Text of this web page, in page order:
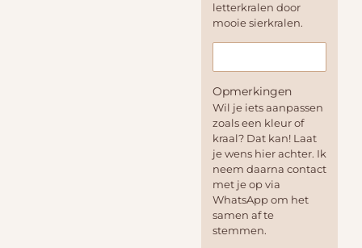
letterkralen door
mooie sierkralen.
Opmerkingen
Wil je iets aanpassen
zoals een kleur of
kraal? Dat kan! Laat
je wens hier achter. Ik
neem daarna contact
met je op via
WhatsApp om het
samen af te
stemmen.